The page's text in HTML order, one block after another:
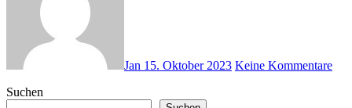
Jan 15. Oktober 2023 Keine Kommentare
Suchen